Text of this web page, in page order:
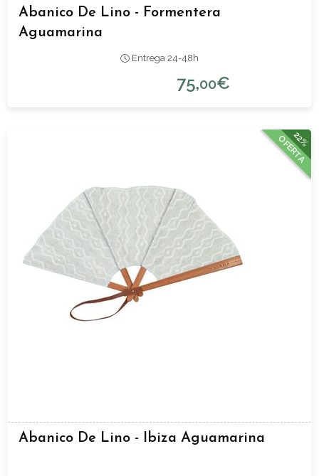
Abanico De Lino - Formentera
Aguamarina
Entrega 24-48h
75,00€
22%
OFERTA
Abanico De Lino - Ibiza Aguamarina